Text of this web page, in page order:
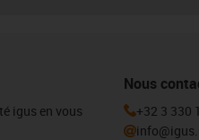
igus en vous
Nous
+32 3 330